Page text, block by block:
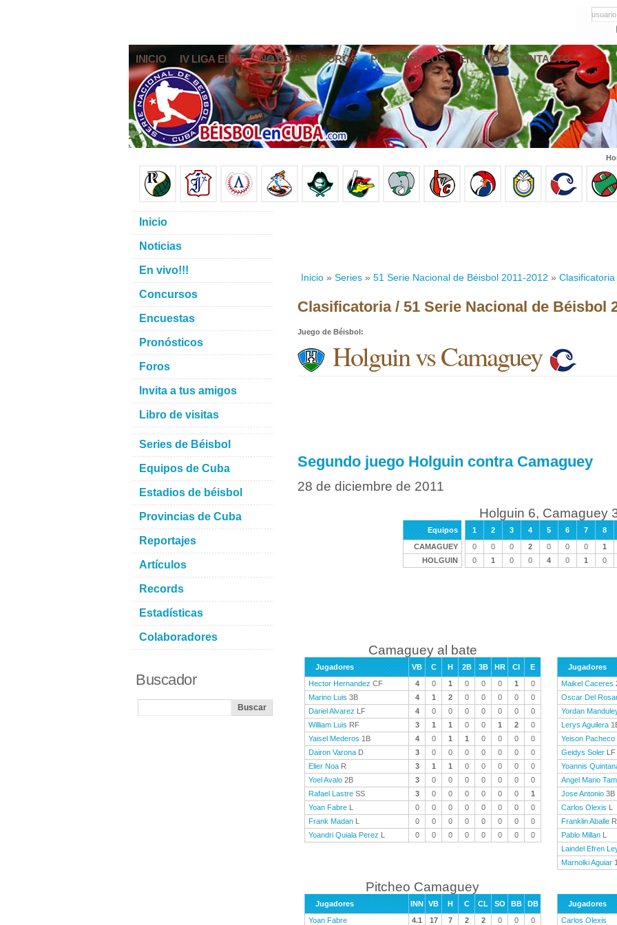
INICIO IV LIGA ELITE NOTICIAS FOROS PRONÓSTICOS EN VIVO CONTACTO
Inicio » Series » 51 Serie Nacional de Béisbol 2011-2012 » Clasificatoria
Clasificatoria / 51 Serie Nacional de Béisbol
Juego de Béisbol:
Holguin vs Camaguey
Segundo juego Holguin contra Camaguey
28 de diciembre de 2011
Holguin 6, Camaguey
Equipos 1 2 3 4 5 6 7 8
CAMAGUEY
0 0 0 2 0 0 0 1
HOLGUIN
0 1 0 0 4 0 1 0
Camaguey al bate
Jugadores VB C H 2B 3B HR CI
E
Hector Hernandez CF 4 0 1 0 0 0 1
0
Marino Luis 3B 4 1 2 0 0 0 0
0
Dariel Alvarez LF 4 0 0 0 0 0 0
0
William Luis RF 3 1 1 0 0 1 2
0
Yaisel Mederos 1B 4 0 1 1 0 0 0
0
Dairon Varona D 3 0 0 0 0 0 0
0
Elier Noa R 3 1 1 0 0 0 0
0
Yoel Avalo 2B 3 0 0 0 0 0 0
0
Rafael Lastre SS 3 0 0 0 0 0 0
1
Yoan Fabre L 0 0 0 0 0 0 0
0
Frank Madan L 0 0 0 0 0 0 0
0
Yoandri Quiala Perez L 0 0 0 0 0 0 0 0
Jugadores
Maikel Caceres
Oscar Del
Yordan
Lerys Aguilera
Yeison Pacheco
Geidys Soler LF
Yoannis
Angel Mario
Jose Antonio 3B
Carlos Olexis L
Franklin Aballe R
Pablo Millan L
Laindel Efren
Marnolki Aguiar
Pitcheo Camaguey
Jugadores INN VB H C CL SO BB
DB
Yoan Fabre
4.1 17 7 2 2 0 0
0
Jugadores
Carlos Olexis
Inicio
Noticias
En vivo!!!
Concursos
Encuestas
Pronósticos
Foros
Invita a tus amigos
Libro de visitas
Series de Béisbol
Equipos de Cuba
Estadios de béisbol
Provincias de Cuba
Reportajes
Artículos
Records
Estadísticas
Colaboradores
Buscador